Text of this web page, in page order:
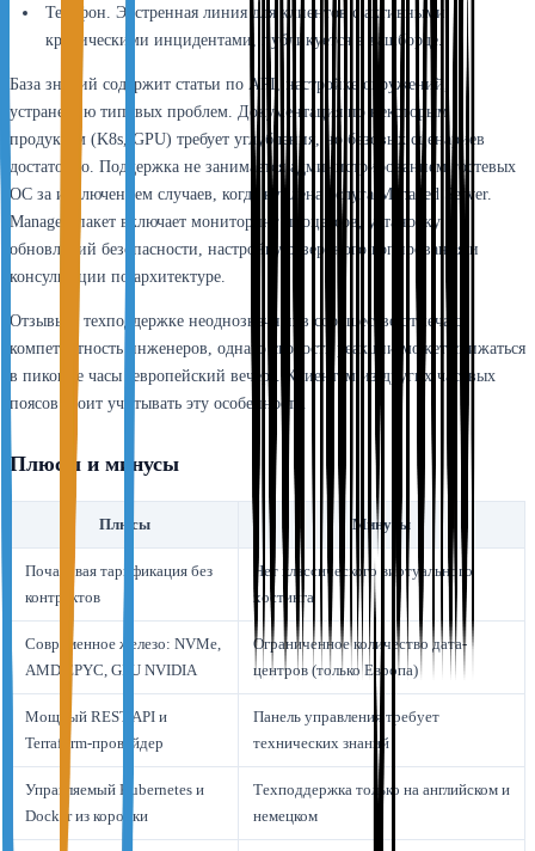
Телефон. Экстренная линия для клиентов с активными
критическими инцидентами, публикуется в дашборде.
База знаний содержит статьи по API, настройке окружений,
устранению типовых проблем. Документация по некоторым
продуктам (K8s, GPU) требует углубления, но базовых сценариев
достаточно. Поддержка не занимается администрированием гостевых
ОС за исключением случаев, когда куплена услуга Managed Server.
Managed-пакет включает мониторинг процессов, установку
обновлений безопасности, настройку резервного копирования и
консультации по архитектуре.
Отзывы о техподдержке неоднозначны: в сообществе отмечают
компетентность инженеров, однако скорость реакции может снижаться
в пиковые часы (европейский вечер). Клиентам из других часовых
поясов стоит учитывать эту особенность.
Плюсы и минусы
Плюсы Минусы
Почасовая тарификация без
контрактов
Нет классического виртуального
хостинга
Современное железо: NVMe,
AMD EPYC, GPU NVIDIA
Ограниченное количество дата-
центров (только Европа)
Мощный REST API и
Terraform-провайдер
Панель управления требует
технических знаний
Управляемый Kubernetes и
Docker из коробки
Техподдержка только на английском и
немецком